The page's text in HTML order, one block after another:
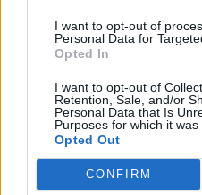
I want to opt-out of
Personal Data for
Opted In
I want to opt-out of
Retention, Sale, and/or
Personal Data that Is
Purposes for which it was
Opted Out
CONFIRM
KEDVES OLVASÓNK!
A keresett cikk a
tartozik, melynek
regisztrációhoz kötött.
Az előfizetés a
Portfolio.hu teljes
Kötéslisták: BÉT